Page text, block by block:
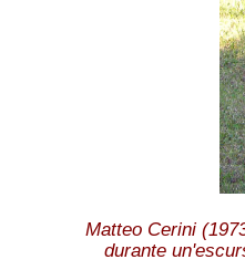
Matteo Cerini
durante